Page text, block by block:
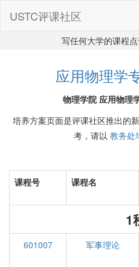
USTC评课社区
写任何大学的课程
应用物理学
物理学院 应用物理
培养方案页面是评课社区推出的
考，请以 教务处
课程号 课程名
1
601007 军事理论